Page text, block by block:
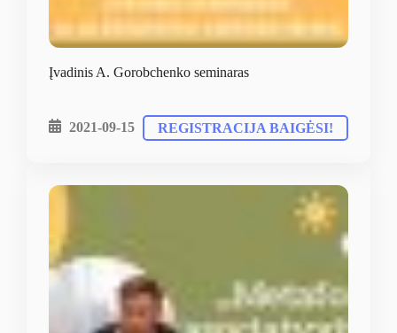
Įvadinis A. Gorobchenko seminaras
2021-09-15 REGISTRACIJA BAIGĖSI!